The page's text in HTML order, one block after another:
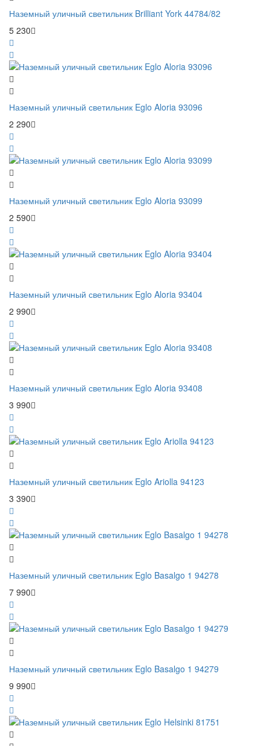
Наземный уличный светильник Brilliant York 44784/82
5 230
Наземный уличный светильник Eglo Aloria 93096
2 290
Наземный уличный светильник Eglo Aloria 93099
2 590
Наземный уличный светильник Eglo Aloria 93404
2 990
Наземный уличный светильник Eglo Aloria 93408
3 990
Наземный уличный светильник Eglo Ariolla 94123
3 390
Наземный уличный светильник Eglo Basalgo 1 94278
7 990
Наземный уличный светильник Eglo Basalgo 1 94279
9 990